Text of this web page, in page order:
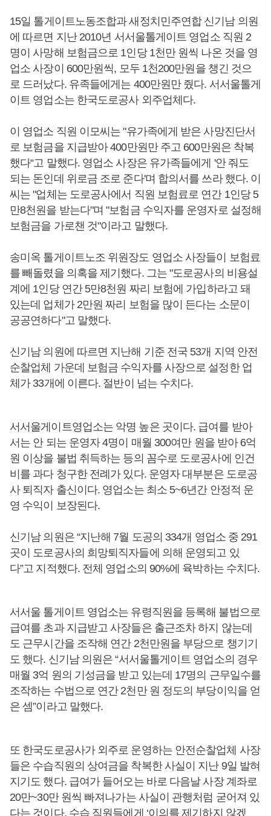
15일 톨게이트노동조합과 새정치민주연합 신기남 의원
에 따르면 지난 2010년 서서울톨게이트 영업소 직원 2
명이 사망해 보험금으로 1인당 1천만 원씩 나온 것을 영
업소 사장이 600만원씩, 모두 1천200만원을 챙긴 것으
로 드러났다. 유족들에게는 400만원만 줬다. 서서울톨게
이트 영업소는 한국도로공사 외주업체다.
이 영업소 직원 이모씨는 "유가족에게 받은 사망진단서
로 보험금을 지급받아 400만원만 주고 600만원은 착복
했다“고 말했다. 영업소 사장은 유가족들에게 '안 줘도
되는 돈인데 위로금 조로 준다'며 합의서를 쓰라 했다. 이
씨는 "업체는 도로공사에서 직원 보험료로 연간 1인당 5
만8천원을 받는다"며 "보험금 수익자를 운영자로 설정해
보험금을 가로챈 것"이라고 말했다.
송미옥 톨게이트노조 위원장도 영업소 사장들이 보험료
를 빼돌렸을 의혹을 제기했다. 그는 "도로공사의 비용설
계에 1인당 연간 5만8천원 짜리 보험에 가입하라고 돼
있는데 업체가 2만원 짜리 보험을 많이 든다는 소문이
공공연하다"고 말했다.
신기남 의원에 따르면 지난해 기준 전국 53개 지역 안전
순찰업체 가운데 보험금 수익자를 사장으로 설정한 업
체가 33개에 이른다. 절반이 넘는 수치다.
서서울게이트영업소는 악명 높은 곳이다. 급여를 받아
서는 안 되는 운영자 4명이 매월 300여만 원을 받아 6억
원 이상을 불법 취득하는 등의 꼼수로 도로공사에 인건
비를 과다 청구한 전례가 있다. 운영자 대부분은 도로공
사 퇴직자 출신이다. 영업소는 최소 5~6년간 안정적 운
영 수익이 보장된다.
신기남 의원은 “지난해 7월 도공의 334개 영업소 중 291
곳이 도로공사의 희망퇴직자들에 의해 운영되고 있
다”고 지적했다. 전체 영업소의 90%에 육박하는 수치다.
서서울 톨게이트 영업소는 유령직원을 등록해 불법으로
급여를 초과 지급받고 사장들은 출근조차 하지 않는데
도 근무시간을 조작해 연간 2천만원을 부당으로 챙기기
도 했다. 신기남 의원은 “서서울톨게이트 영업소의 경우
매월 3억 원의 기성금을 받고 있는데 17명의 근무일수를
조작하는 수법으로 연간 2천만 원 정도의 부당이익을 얻
은 셈”이라고 말했다.
또 한국도로공사가 외주로 운영하는 안전순찰업체 사장
들은 수습직원의 상여금을 착복한 사실이 지난 9일 발혀
지기도 했다. 급여가 들어오는 바로 다음날 사장 계좌로
20만~30만 원씩 빠져나가는 사실이 관행처럼 굳어져 있
다는 것이다. 수습 직원들에게 ‘이의를 제기하지 않겠